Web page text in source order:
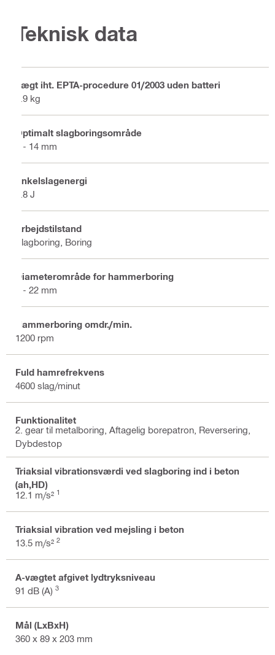
Teknisk data
Vægt iht. EPTA-procedure 01/2003 uden batteri
2.9 kg
Optimalt slagboringsområde
4 - 14 mm
Enkelslagenergi
1.8 J
Arbejdstilstand
Slagboring, Boring
Diameterområde for hammerboring
4 - 22 mm
Hammerboring omdr./min.
1200 rpm
Fuld hamrefrekvens
4600 slag/minut
Funktionalitet
2. gear til metalboring, Aftagelig borepatron, Reversering,
Dybdestop
Triaksial vibrationsværdi ved slagboring ind i beton
(ah,HD)
12.1 m/s² 1
Triaksial vibration ved mejsling i beton
13.5 m/s² 2
A-vægtet afgivet lydtryksniveau
91 dB (A) 3
Mål (LxBxH)
360 x 89 x 203 mm